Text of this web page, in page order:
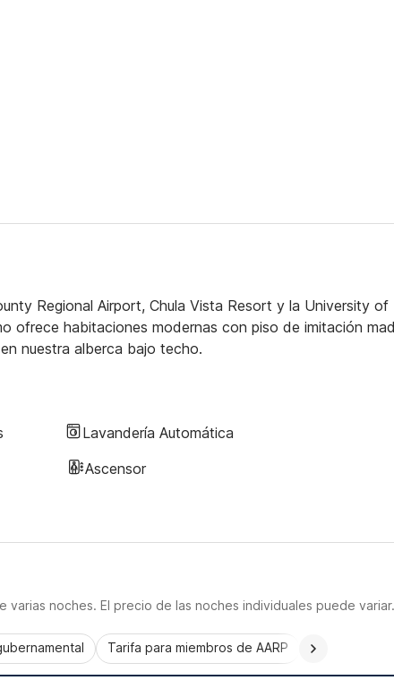
Regional Airport, Chula Vista Resort y la University of
ofrece habitaciones modernas con piso de imitación
nuestra alberca bajo techo.
Lavandería Automática
Ascensor
noches. El precio de las noches individuales puede variar.
Tarifa para miembros de AARP